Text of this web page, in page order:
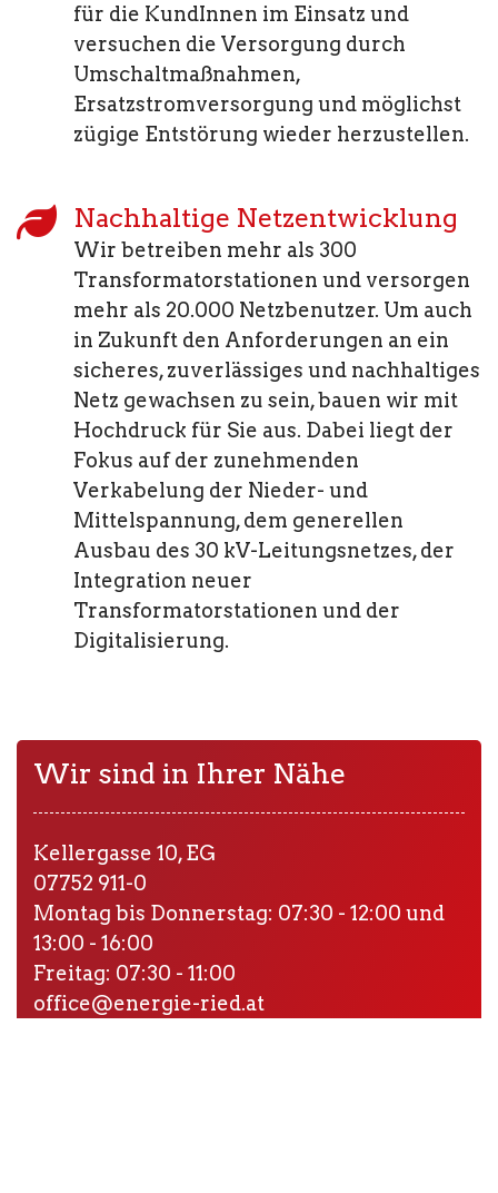
für die KundInnen im Einsatz und
versuchen die Versorgung durch
Umschaltmaßnahmen,
Ersatzstromversorgung und möglichst
zügige Entstörung wieder herzustellen.
Nachhaltige Netzentwicklung
Wir betreiben mehr als 300
Transformatorstationen und versorgen
mehr als 20.000 Netzbenutzer. Um auch
in Zukunft den Anforderungen an ein
sicheres, zuverlässiges und nachhaltiges
Netz gewachsen zu sein, bauen wir mit
Hochdruck für Sie aus. Dabei liegt der
Fokus auf der zunehmenden
Verkabelung der Nieder- und
Mittelspannung, dem generellen
Ausbau des 30 kV-Leitungsnetzes, der
Integration neuer
Transformatorstationen und der
Digitalisierung.
Wir sind in Ihrer Nähe
Kellergasse 10, EG
07752 911-0
Montag bis Donnerstag: 07:30 - 12:00 und
13:00 - 16:00
Freitag: 07:30 - 11:00
office@energie-ried.at